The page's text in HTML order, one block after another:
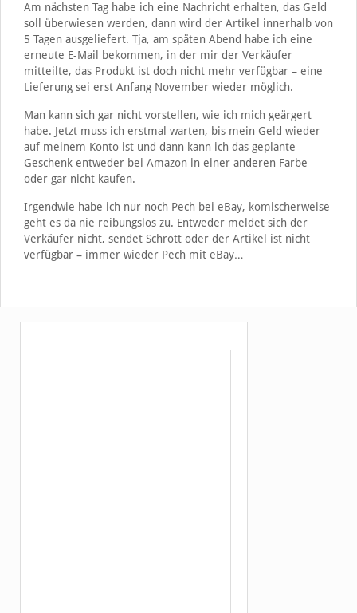
Am nächsten Tag habe ich eine Nachricht erhalten, das Geld
soll überwiesen werden, dann wird der Artikel innerhalb von
5 Tagen ausgeliefert. Tja, am späten Abend habe ich eine
erneute E-Mail bekommen, in der mir der Verkäufer
mitteilte, das Produkt ist doch nicht mehr verfügbar – eine
Lieferung sei erst Anfang November wieder möglich.
Man kann sich gar nicht vorstellen, wie ich mich geärgert
habe. Jetzt muss ich erstmal warten, bis mein Geld wieder
auf meinem Konto ist und dann kann ich das geplante
Geschenk entweder bei Amazon in einer anderen Farbe
oder gar nicht kaufen.
Irgendwie habe ich nur noch Pech bei eBay, komischerweise
geht es da nie reibungslos zu. Entweder meldet sich der
Verkäufer nicht, sendet Schrott oder der Artikel ist nicht
verfügbar – immer wieder Pech mit eBay…